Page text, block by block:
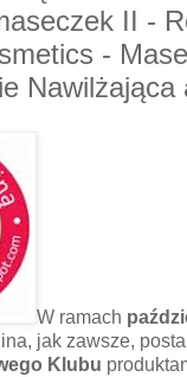
II -
-
W ramach
jak zawsze,
Klubu